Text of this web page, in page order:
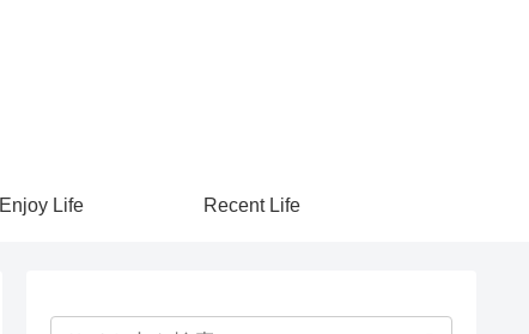
Enjoy Life Recent Life